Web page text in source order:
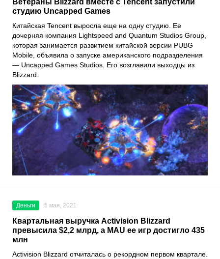
студию Uncapped Games
Китайская Tencent выросла еще на одну студию. Ее
дочерняя компания Lightspeed and Quantum Studios Group
которая занимается развитием китайской версии PUBG
Mobile , объявила о запуске американского подразделения
— Uncapped Games Studios . Его возглавили выходцы из
Blizzard
Деньги 5 мая, 2021
Квартальная выручка Activision Blizzard
превысила $2,2 млрд, а MAU ее игр достигло 435
млн
Activision Blizzard отчиталась о рекордном первом квартале.